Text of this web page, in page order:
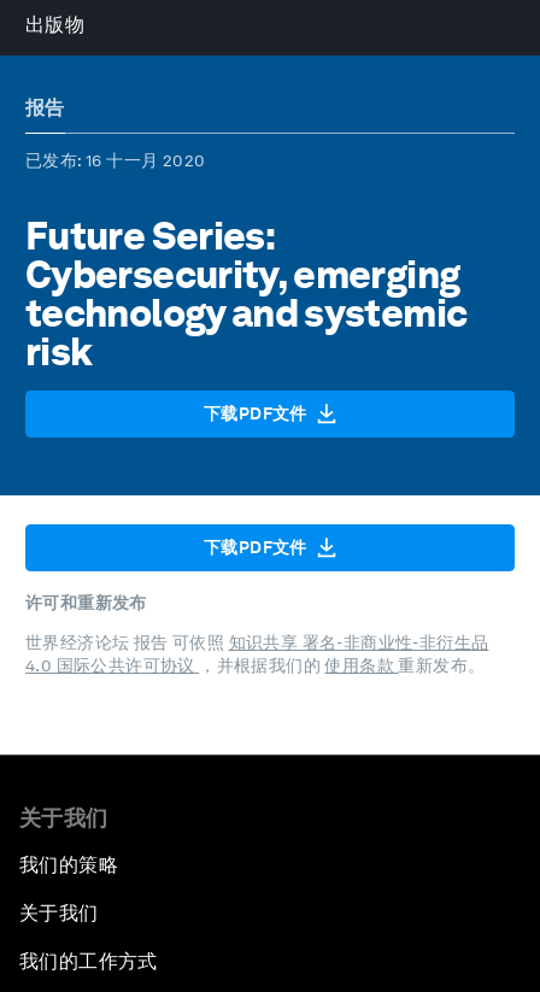
出版物
报告
已发布: 16 十一月 2020
Future Series:
Cybersecurity, emerging
technology and systemic
risk
下载PDF文件
下载PDF文件
许可和重新发布
世界经济论坛 报告 可依照 知识共享 署名-非商业性-非衍生品
4.0 国际公共许可协议
，并根据我们的使用条款重新发布。
关于我们
我们的策略
关于我们
我们的工作方式